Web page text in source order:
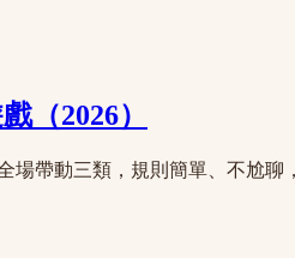
（2026）
帶動三類，規則簡單、不尬